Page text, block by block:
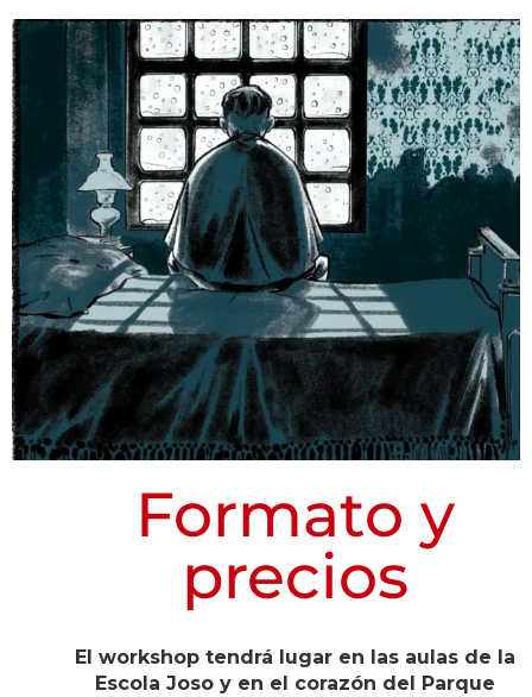
Formato y
precios
El workshop tendrá lugar en las aulas de la
Escola Joso y en el corazón del Parque